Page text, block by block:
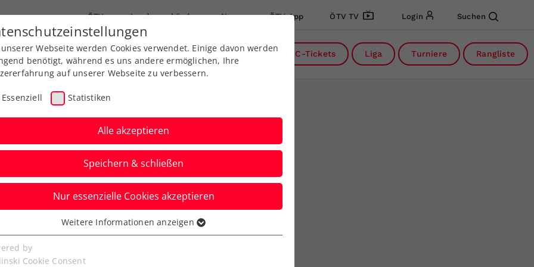
ÖTV Landesverbände News ÖTV App ÖTV TV Login Suchen
Ausbildung Services Über uns DC-Tickets Liga Turniere Rangliste
by EVN: 5 Jahre
Niederösterreich
Webseite werden Cookies verwendet. Einige davon werden
benötigt, während es uns andere ermöglichen, Ihre
auf unserer Webseite zu verbessern.
Essenziell Statistiken
Alle akzeptieren
Speichern & schließen
Nur essenzielle Cookies akzeptieren
Cookies werden für grundlegende Funktionen der
benötigt. Dadurch ist gewährleistet, dass die Webseite
Weitere Informationen anzeigen
by
Cookie Consent